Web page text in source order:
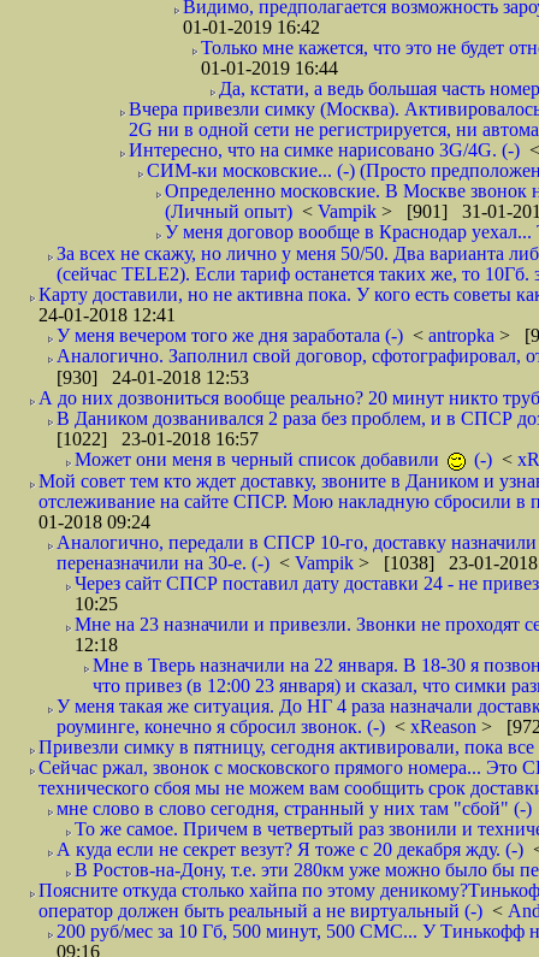
Видимо, предполагается возможность
01-01-2019 16:42
Только мне кажется, что это не будет
01-01-2019 16:44
Да, кстати, а ведь большая часть
Вчера привезли симку (Москва).
2G ни в одной сети не регистрируется, ни
Интересно, что на симке нарисовано 3G/4G. (-)
СИМ-ки московские... (-) (Просто
Определенно московские. В Москве звонок
(Личный опыт) < Vampik > [901] 31-01-
У меня договор вообще в Краснодар
За всех не скажу, но лично у меня 50/50. Два варианта
(сейчас TELE2). Если тариф останется таких же, то
Карту доставили, но не активна пока. У кого есть советы
24-01-2018 12:41
У меня вечером того же дня заработала (-) < antropka >
Аналогично. Заполнил свой договор,
[930] 24-01-2018 12:53
А до них дозвониться вообще реально? 20 минут никто
В Даником дозванивался 2 раза без проблем, и в СПСР
[1022] 23-01-2018 16:57
Может они меня в черный список добавили
(-) <
Мой совет тем кто ждет доставку, звоните в Даником и
отслеживание на сайте СПСР. Мою накладную сбросили
01-2018 09:24
Аналогично, передали в СПСР 10-го, доставку
переназначили на 30-е. (-) < Vampik > [1038] 23-01-2018
Через сайт СПСР поставил дату доставки 24 - не
10:25
Мне на 23 назначили и привезли. Звонки не
12:18
Мне в Тверь назначили на 22 января. В 18-30 я
что привез (в 12:00 23 января) и сказал, что симки
У меня такая же ситуация. До НГ 4 раза назначали
роуминге, конечно я сбросил звонок. (-) < xReason >
Привезли симку в пятницу, сегодня активировали, пока
Сейчас ржал, звонок с московского прямого номера... Это
технического сбоя мы не можем вам сообщить срок
мне слово в слово сегодня, странный у них там "сбой" (-)
То же самое. Причем в четвертый раз звонили и
А куда если не секрет везут? Я тоже с 20 декабря жду. (-)
В Ростов-на-Дону, т.е. эти 280км уже можно было бы
Поясните откуда столько хайпа по этому
оператор должен быть реальный а не виртуальный (-) <
200 руб/мес за 10 Гб, 500 минут, 500 СМС... У Тинькофф
09:16